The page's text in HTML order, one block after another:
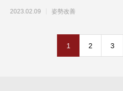
シピがあれば迷い
2023.02.09 姿勢改善
1 2 3